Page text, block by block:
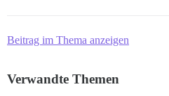
Beitrag im Thema anzeigen
Verwandte Themen